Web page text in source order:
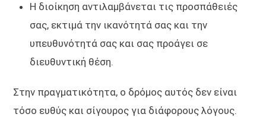
Η διοίκηση αντιλαμβάνεται τις προσπάθειές
σας, εκτιμά την ικανότητά σας και την
υπευθυνότητά σας και σας προάγει σε
διευθυντική θέση.
Στην πραγματικότητα, ο δρόμος αυτός δεν είναι
τόσο ευθύς και σίγουρος για διάφορους λόγους.